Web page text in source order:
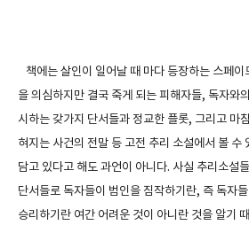
책에는 살인이 일어날 때 마다 등장하는 스페
을 의심하지만 결국 죽게 되는 피해자들, 독자와
시하는 갖가지 단서들과 정교한 플롯, 그리고 마
혀지는 사건의 전말 등 고전 추리 소설에서 볼 수
담고 있다고 해도 과언이 아니다. 사실 추리소설
단서들로 독자들이 범인을 짐작하기란, 즉 독자
승리하기란 여간 어려운 것이 아니란 것을 알기